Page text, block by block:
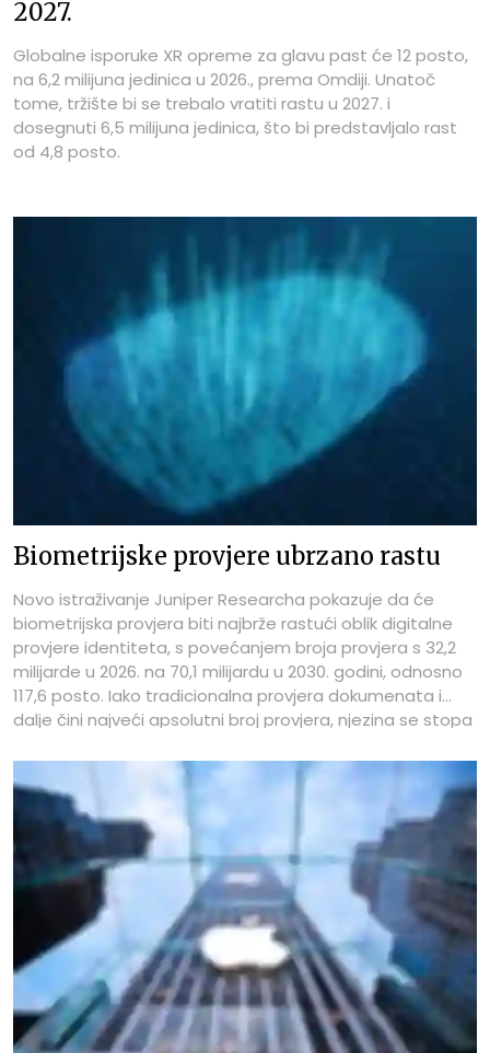
2027.
Globalne isporuke XR opreme za glavu past će 12 posto,
na 6,2 milijuna jedinica u 2026., prema Omdiji. Unatoč
tome, tržište bi se trebalo vratiti rastu u 2027. i
dosegnuti 6,5 milijuna jedinica, što bi predstavljalo rast
od 4,8 posto.
Biometrijske provjere ubrzano rastu
Novo istraživanje Juniper Researcha pokazuje da će
biometrijska provjera biti najbrže rastući oblik digitalne
provjere identiteta, s povećanjem broja provjera s 32,2
milijarde u 2026. na 70,1 milijardu u 2030. godini, odnosno
117,6 posto. Iako tradicionalna provjera dokumenata i
dalje čini najveći apsolutni broj provjera, njezina se stopa